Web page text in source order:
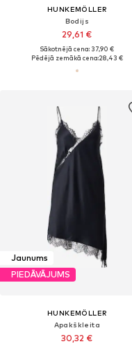
HUNKEMÖLLER
Bodijs
29,61 €
Sākotnējā cena: 37,90 €
Pēdējā zemākā cena:28,43 €
Jaunums
PIEDĀVĀJUMS
HUNKEMÖLLER
Apakškleita
30,32 €